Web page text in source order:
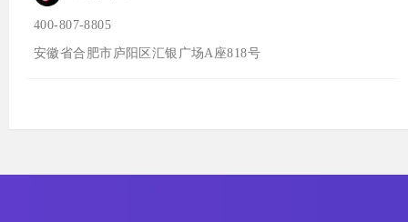
400-807-8805
安徽省合肥市庐阳区汇银广场A座818号